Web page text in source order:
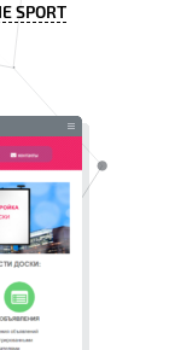
SPORT